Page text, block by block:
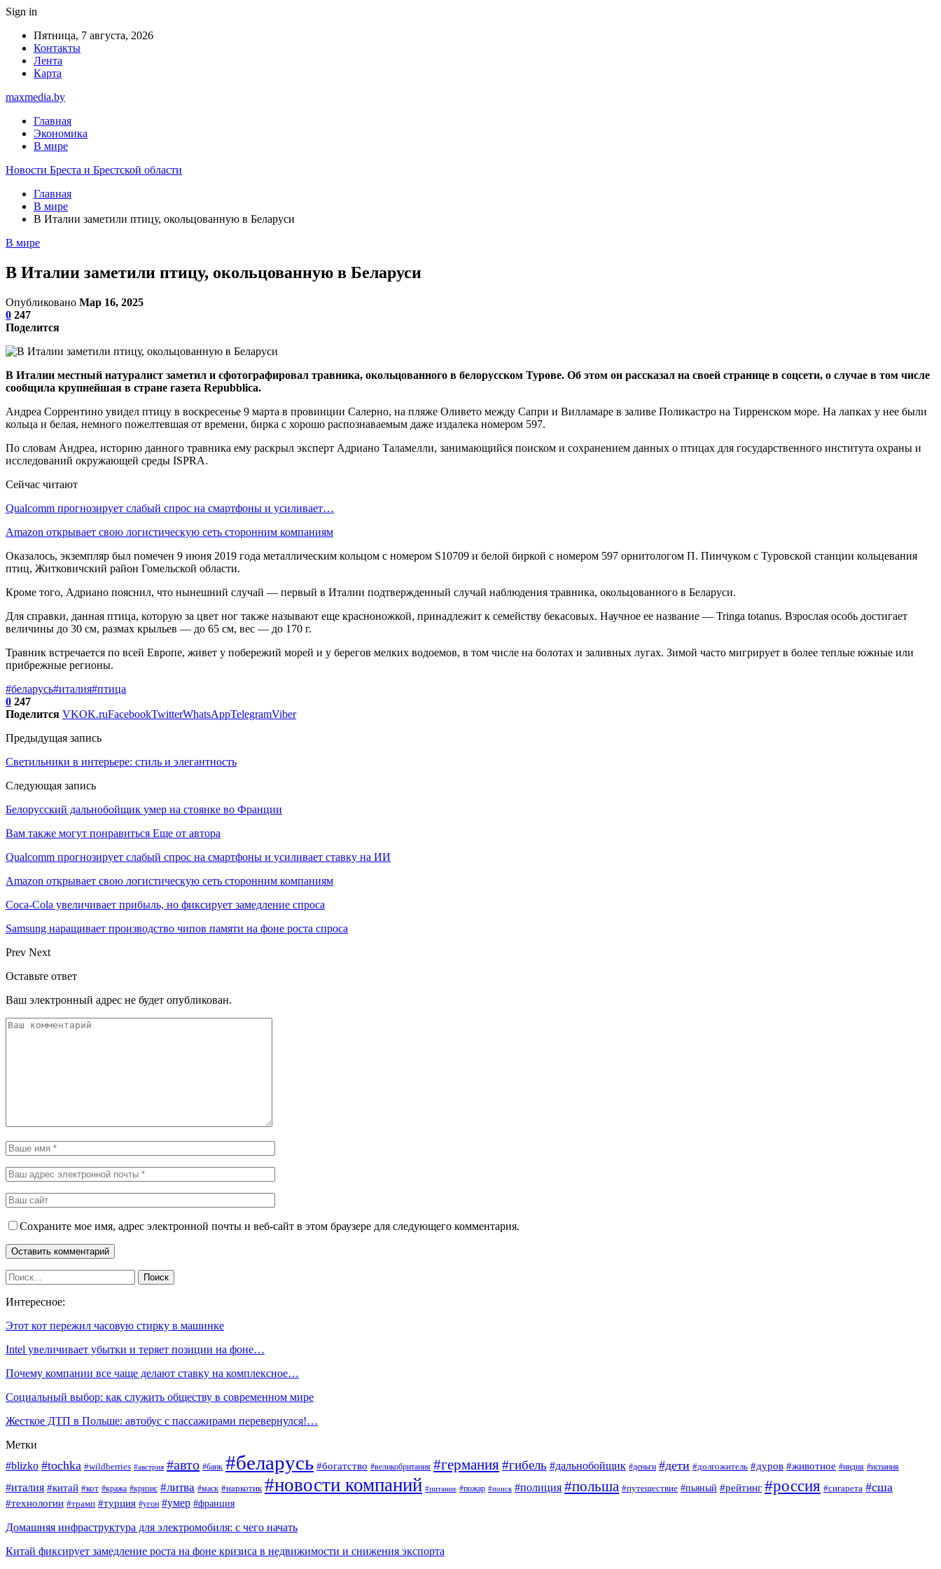
Sign in
Пятница, 7 августа, 2026
Контакты
Лента
Карта
maxmedia.by
Главная
Экономика
В мире
Новости Бреста и Брестской области
Главная
В мире
В Италии заметили птицу, окольцованную в Беларуси
В мире
В Италии заметили птицу, окольцованную в Беларуси
Опубликовано Мар 16, 2025
0 247
Поделится
В Италии местный натуралист заметил и сфотографировал травника, окольцованного в белорусском Турове. Об этом он рассказал на своей странице в соцсети, о случае в том числе
сообщила крупнейшая в стране газета Repubblica.
Андреа Соррентино увидел птицу в воскресенье 9 марта в провинции Салерно, на пляже Оливето между Сапри и Вилламаре в заливе Поликастро на Тирренском море. На лапках у нее были
кольца и белая, немного пожелтевшая от времени, бирка с хорошо распознаваемым даже издалека номером 597.
По словам Андреа, историю данного травника ему раскрыл эксперт Адриано Таламелли, занимающийся поиском и сохранением данных о птицах для государственного института охраны и
исследований окружающей среды ISPRA.
Сейчас читают
Qualcomm прогнозирует слабый спрос на смартфоны и усиливает…
Amazon открывает свою логистическую сеть сторонним компаниям
Оказалось, экземпляр был помечен 9 июня 2019 года металлическим кольцом с номером S10709 и белой биркой с номером 597 орнитологом П. Пинчуком с Туровской станции кольцевания
птиц, Житковичский район Гомельской области.
Кроме того, Адриано пояснил, что нынешний случай — первый в Италии подтвержденный случай наблюдения травника, окольцованного в Беларуси.
Для справки, данная птица, которую за цвет ног также называют еще красноножкой, принадлежит к семейству бекасовых. Научное ее название — Tringa totanus. Взрослая особь достигает
величины до 30 см, размах крыльев — до 65 см, вес — до 170 г.
Травник встречается по всей Европе, живет у побережий морей и у берегов мелких водоемов, в том числе на болотах и заливных лугах. Зимой часто мигрирует в более теплые южные или
прибрежные регионы.
#беларусь#италия#птица
0 247
Поделится VKOK.ruFacebookTwitterWhatsAppTelegramViber
Предыдущая запись
Светильники в интерьере: стиль и элегантность
Следующая запись
Белорусский дальнобойщик умер на стоянке во Франции
Вам также могут понравиться Еще от автора
Qualcomm прогнозирует слабый спрос на смартфоны и усиливает ставку на ИИ
Amazon открывает свою логистическую сеть сторонним компаниям
Coca-Cola увеличивает прибыль, но фиксирует замедление спроса
Samsung наращивает производство чипов памяти на фоне роста спроса
Prev Next
Оставьте ответ
Ваш электронный адрес не будет опубликован.
Сохраните мое имя, адрес электронной почты и веб-сайт в этом браузере для следующего комментария.
Интересное:
Этот кот пережил часовую стирку в машинке
Intel увеличивает убытки и теряет позиции на фоне…
Почему компании все чаще делают ставку на комплексное…
Социальный выбор: как служить обществу в современном мире
Жесткое ДТП в Польше: автобус с пассажирами перевернулся!…
Метки
#blizko #tochka #wildberries #австрия #авто #банк #беларусь #богатство #великобритания #германия#гибель #дальнобойщик #деньги #дети #долгожитель #дуров #животное #индия #испания
#италия #китай #кот #кража #кризис #литва #маск #наркотик #новости компаний #питание #пожар #поиск #полиция #польша #путешествие #пьяный #рейтинг #россия #сигарета #сша
#технологии #трамп #турция #угон #умер #франция
Домашняя инфраструктура для электромобиля: с чего начать
Китай фиксирует замедление роста на фоне кризиса в недвижимости и снижения экспорта